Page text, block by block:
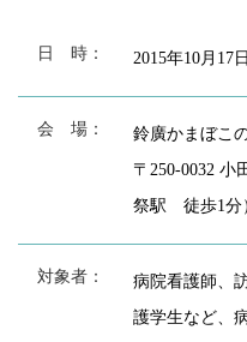
日 時： 2015年10月17
会 場：
鈴廣かまぼこ
〒250-0032
祭駅 徒歩1分
対象者：
病院看護師、
護学生など、